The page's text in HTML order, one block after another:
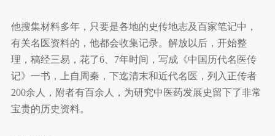
他搜集材料多年，只要是各地的史传地志及百家笔记中，
有关名医资料的，他都会收集记录。解放以后，开始整
理，稿经三易，花了6、7年时间，写成《中国历代名医传
记》一书，上自周秦，下迄清末和近代名医，列入正传者
200余人，附者有百余人，为研究中医药发展史留下了非常
宝贵的历史资料。